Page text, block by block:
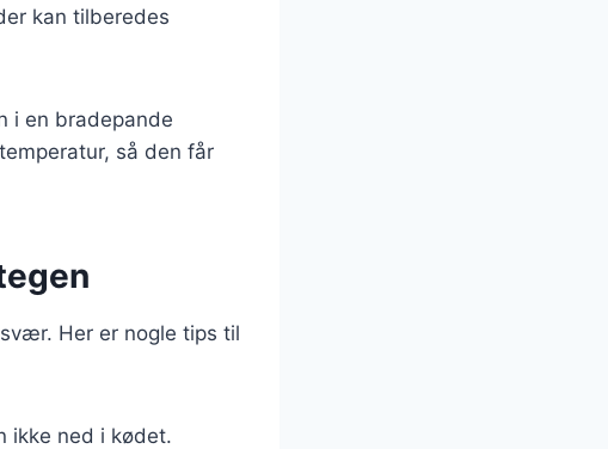
kan tilberedes
i en bradepande
så den får
Her er nogle tips til
ikke ned i kødet.